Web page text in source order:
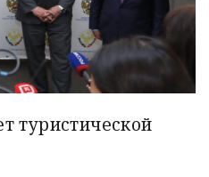
туристической